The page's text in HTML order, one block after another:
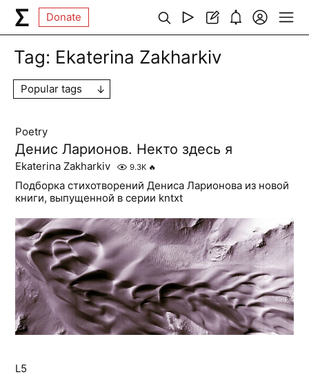
Donate
Tag: Ekaterina Zakharkiv
Popular tags
Poetry
Денис Ларионов. Некто здесь я
Ekaterina Zakharkiv 9.3K 🔥
Подборка стихотворений Дениса Ларионова из новой
книги, выпущенной в серии kntxt
L5